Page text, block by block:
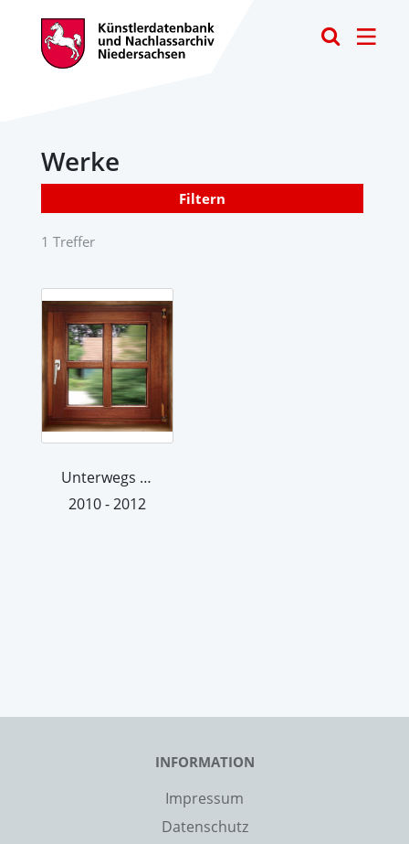
Werke
Filtern
1 Treffer
Unterwegs / Bielefeld
2010 - 2012
INFORMATION
Impressum
Datenschutz